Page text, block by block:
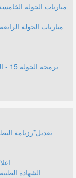
*تعديل*رزنامة
الشهادة